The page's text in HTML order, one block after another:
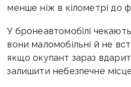
менше ніж в кілометрі до
У бронеавтомобілі
вони маломобільні й не
якщо окупант зараз
залишити небезпечне